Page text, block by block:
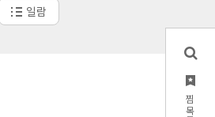
일람